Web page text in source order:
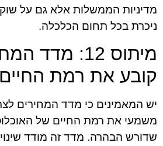
מדיניות הממשלות אלא גם על
ניכרת בכל תחום הכלכלה.
מיתוס 12:
קובע את רמת החיים
יש המאמינים כי מדד המחירים
משמעי את רמת החיים של
שדורש הבהרה. מדד זה מודד